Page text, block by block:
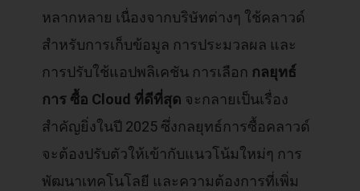
หลากหลาย เนื่องจากบริษัทต่างๆ ใช้คลาวด์
สำหรับการเก็บข้อมูล การประมวลผล และ
การปรับใช้แอปพลิเคชัน การเลือก กลยุทธ์
การ ซื้อ Cloud ที่ดีที่สุด จะกลายเป็นเรื่อง
สำคัญยิ่งในปี 2025 ซึ่งกลยุทธ์การซื้อคลาวด์
จะต้องปรับตัวให้เข้ากับแนวโน้มใหม่ๆ การ
พัฒนาเทคโนโลยี และความต้องการที่เพิ่ม